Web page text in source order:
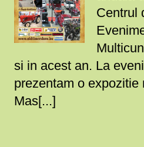
Centrul
si in acest an. La
prezentam o
Mas[...]